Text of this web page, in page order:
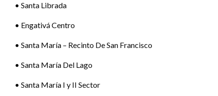
• Santa Librada
• Engativá Centro
• Santa María – Recinto De San Francisco
• Santa María Del Lago
• Santa María I y II Sector